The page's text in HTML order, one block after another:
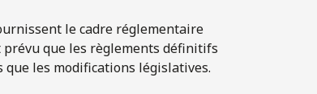
le cadre réglementaire
que les règlements définitifs
les modifications législatives.